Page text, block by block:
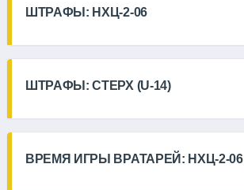
ШТРАФЫ: НХЦ-2-06
ШТРАФЫ: СТЕРХ (U-14)
ВРЕМЯ ИГРЫ ВРАТАРЕЙ: НХЦ-2-06